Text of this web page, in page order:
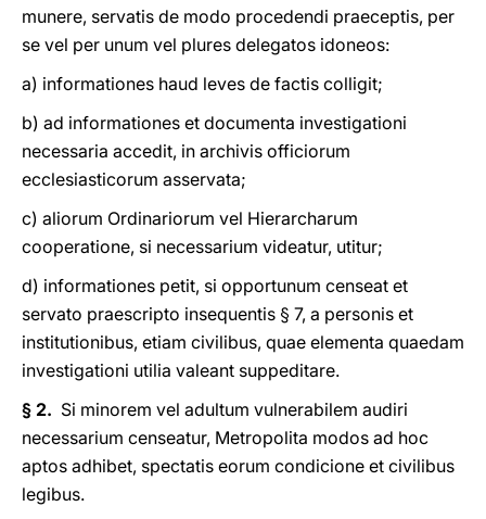
munere, servatis de modo procedendi praeceptis, per
se vel per unum vel plures delegatos idoneos:
a) informationes haud leves de factis colligit;
b) ad informationes et documenta investigationi
necessaria accedit, in archivis officiorum
ecclesiasticorum asservata;
c) aliorum Ordinariorum vel Hierarcharum
cooperatione, si necessarium videatur, utitur;
d) informationes petit, si opportunum censeat et
servato praescripto insequentis § 7, a personis et
institutionibus, etiam civilibus, quae elementa quaedam
investigationi utilia valeant suppeditare.
§ 2. Si minorem vel adultum vulnerabilem audiri
necessarium censeatur, Metropolita modos ad hoc
aptos adhibet, spectatis eorum condicione et civilibus
legibus.